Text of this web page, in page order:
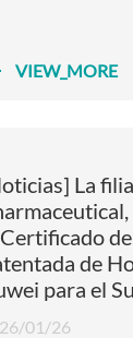
VIEW_MORE
La
de
para el
01/26